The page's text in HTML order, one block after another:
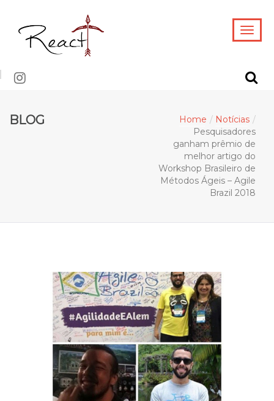
BLOG Home
Notícias
Pesquisadores
ganham prêmio de
melhor artigo do
Workshop Brasileiro de
Métodos Ágeis – Agile
Brazil 2018